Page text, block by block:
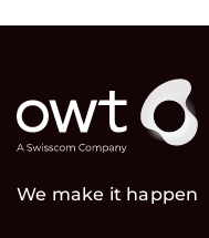
We make it happen